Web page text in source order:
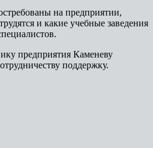
на предприятии,
и какие учебные заведения
предприятия Каменеву
поддержку.